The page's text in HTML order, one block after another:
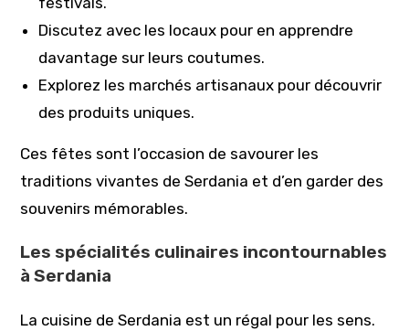
Discutez avec les locaux pour en apprendre
davantage sur leurs coutumes.
Explorez les marchés artisanaux pour découvrir
des produits uniques.
Ces fêtes sont l’occasion de savourer les
traditions vivantes de Serdania et d’en garder des
souvenirs mémorables.
Les spécialités culinaires incontournables
à Serdania
La cuisine de Serdania est un régal pour les sens.